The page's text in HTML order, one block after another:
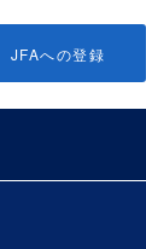
JFAへの登録